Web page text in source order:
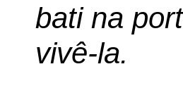
bati na
vivê-la.